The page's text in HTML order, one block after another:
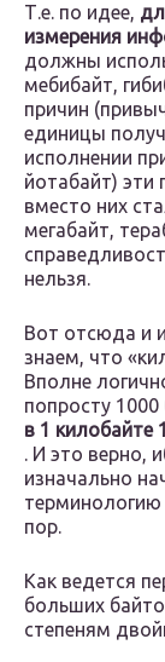
Т.е. по идее,
измерения
должны
мебибайт,
причин
единицы
исполнении
йотабайт) эти
вместо них
мегабайт,
нельзя.
Вот отсюда и
знаем, что
Вполне
попросту
в 1 килобайте
. И это верно,
изначально
пор.
Как ведется
больших
степеням